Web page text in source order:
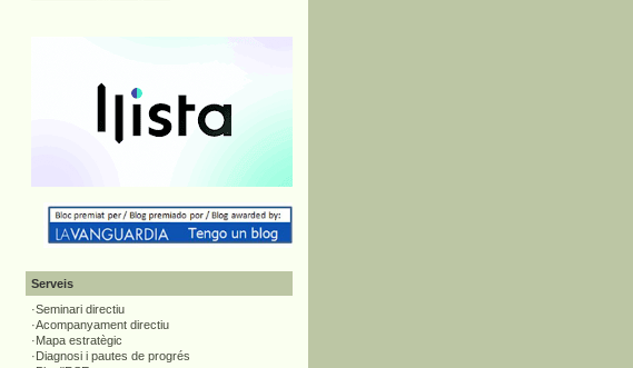
Serveis
·Seminari directiu
·Acompanyament directiu
·Mapa estratègic
·Diagnosi i pautes de progrés